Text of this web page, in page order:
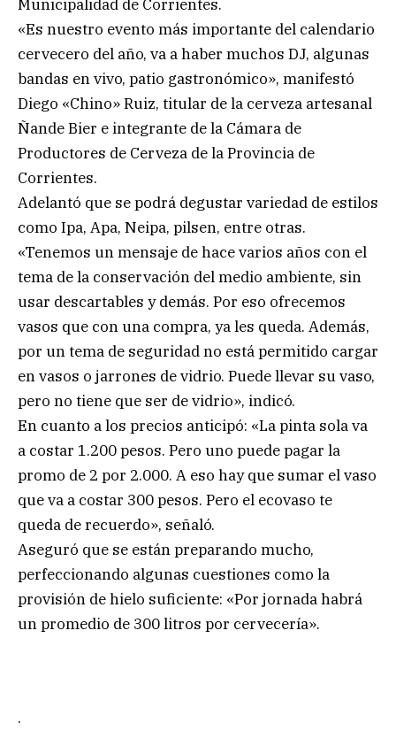
Municipalidad de Corrientes.
«Es nuestro evento más importante del calendario
cervecero del año, va a haber muchos DJ, algunas
bandas en vivo, patio gastronómico», manifestó
Diego «Chino» Ruiz, titular de la cerveza artesanal
Ñande Bier e integrante de la Cámara de
Productores de Cerveza de la Provincia de
Corrientes.
Adelantó que se podrá degustar variedad de estilos
como Ipa, Apa, Neipa, pilsen, entre otras.
«Tenemos un mensaje de hace varios años con el
tema de la conservación del medio ambiente, sin
usar descartables y demás. Por eso ofrecemos
vasos que con una compra, ya les queda. Además,
por un tema de seguridad no está permitido cargar
en vasos o jarrones de vidrio. Puede llevar su vaso,
pero no tiene que ser de vidrio», indicó.
En cuanto a los precios anticipó: «La pinta sola va
a costar 1.200 pesos. Pero uno puede pagar la
promo de 2 por 2.000. A eso hay que sumar el vaso
que va a costar 300 pesos. Pero el ecovaso te
queda de recuerdo», señaló.
Aseguró que se están preparando mucho,
perfeccionando algunas cuestiones como la
provisión de hielo suficiente: «Por jornada habrá
un promedio de 300 litros por cervecería».
.